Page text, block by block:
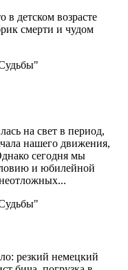
детском возрасте
смерти и чудом
на свет в период,
нашего движения,
сегодня мы
и юбилейной
резкий немецкий